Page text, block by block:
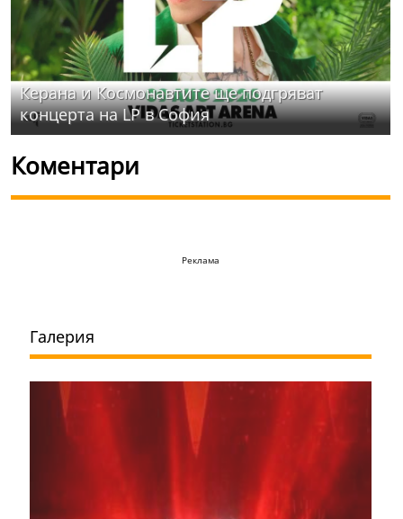
Керана и Космонавтите ще подгряват
концерта на LP в София
Коментари
Реклама
Галерия